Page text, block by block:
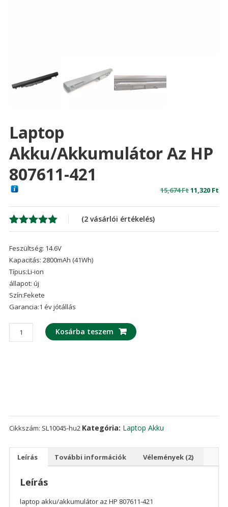
Laptop
Akku/akkumulátor Az HP
807611-421
15,674FtOriginal
11,320 Ft
Értékelés
ből,
2
értékelés
alapján
(2 vásárlói értékelés)
Feszültség: 14.6V
Kapacitás: 2800mAh (41Wh)
Típus:Li-ion
állapot: új
Szín:Fekete
Garancia:1 év jótállás
laptop
akku/akkumulátor
Kosárba teszem
Cikkszám: SL10045-hu2 Kategória: Laptop Akku
Leírás További információk Vélemények (2)
Leírás
laptop akku/akkumulátor az HP 807611-421